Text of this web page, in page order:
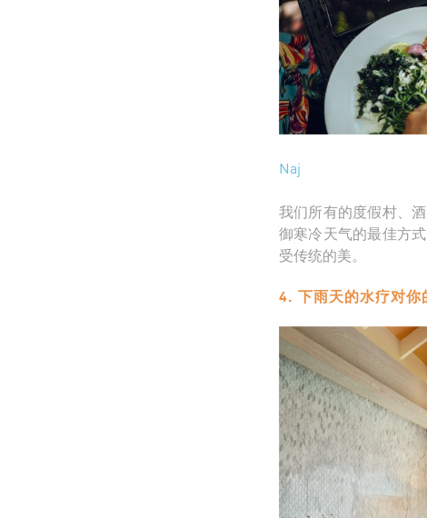
Naj
我们所有的度假村、
御寒冷天气的最佳方
受传统的美。
4. 下雨天的水疗对你